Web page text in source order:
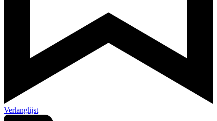
Verlanglijst